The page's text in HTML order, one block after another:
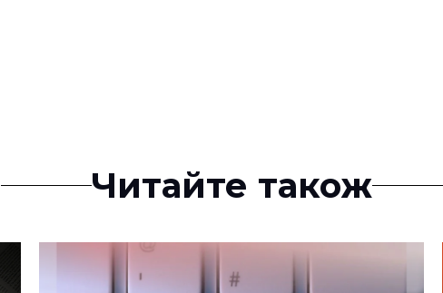
Читайте також